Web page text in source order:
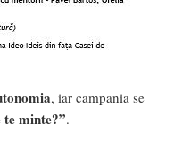
, iar campania se
te minte?”.